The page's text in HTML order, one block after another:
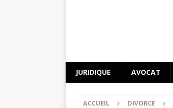
JURIDIQUE AVOCAT
ACCUEIL DIVORCE